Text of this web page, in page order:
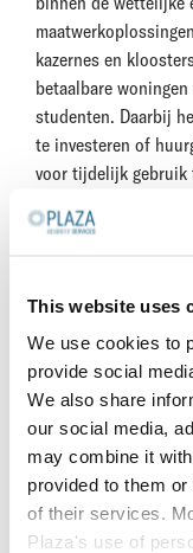
This website uses
We use cookies to
provide social
We also share
our social media,
may combine it
provided to them
of their services.
Plaza's use of
kazernes en
betaalbare
studenten. Daarbij
te investeren of
voor tijdelijk gebruik
Mosaic World CEO
flexibele organisatie.
meebeweegt, maar
organisatie die
betrokkenheid. Die
tussen de
Services,
Solutions. Wij
gemeenschappen en
verbindingen.